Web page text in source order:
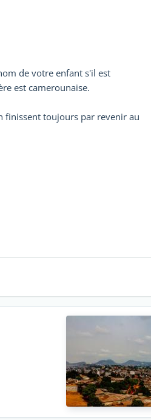
de votre enfant s'il est
est camerounaise.
finissent toujours par revenir au